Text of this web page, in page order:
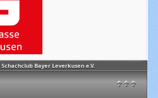
Bayer Leverkusen e.V.
↑↑↑